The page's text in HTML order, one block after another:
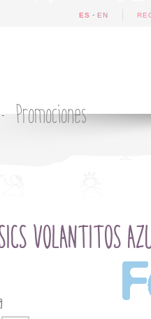
ES - EN
Promociones
VOLANTITOS